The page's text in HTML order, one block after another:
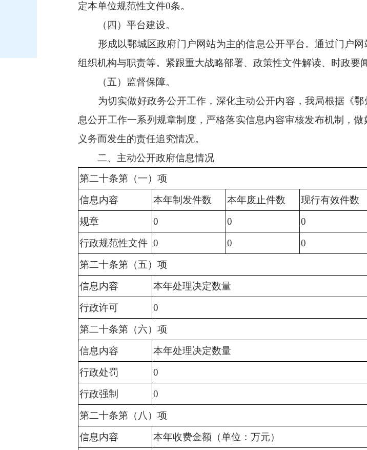
定本单位规范性文件0条。
（四）平台建设。
形成以鄂城区政府门户网站为主的信息公开平台。通过门户网
组织机构与职责等。紧跟重大战略部署、政策性文件解读、时政要
（五）监督保障。
为切实做好政务公开工作，深化主动公开内容，我局根据《鄂
息公开工作一系列规章制度，严格落实信息内容审核发布机制，
义务而发生的责任追究情况。
二、主动公开政府信息情况
第二十条第（一）项
信息内容
本年制发件数 本年废止件数
现行有效件数
规章
0 0
0
行政规范性文件 0 0
0
第二十条第（五）项
信息内容
本年处理决定数量
行政许可
0
第二十条第（六）项
信息内容
本年处理决定数量
行政处罚
0
行政强制
0
第二十条第（八）项
信息内容
本年收费金额（单位：万元）